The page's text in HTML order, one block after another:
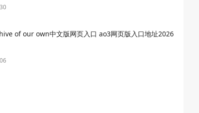
of our own中文版网页入口 ao3网页版入口地址2026